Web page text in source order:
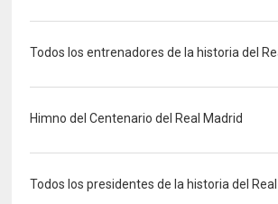
Todos los entrenadores de la historia del
Himno del Centenario del Real Madrid
Todos los presidentes de la historia del